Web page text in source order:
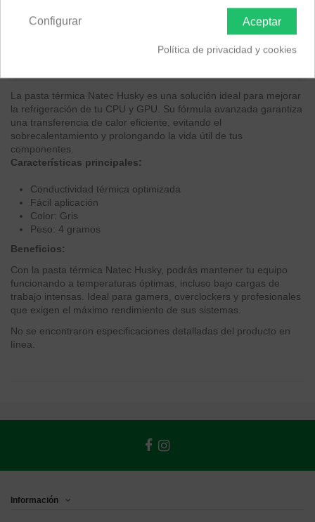
La pasta térmica Natec Husky es una solución ideal para mejorar
la refrigeración de tu CPU y GPU. Su fórmula avanzada garantiza
una transferencia de calor eficiente, evitando el
sobrecalentamiento y prolongando la vida útil de tus
componentes.
Características principales:
Conductividad térmica optimizada
Fácil aplicación
Color: Gris
Peso: 4 gramos
Beneficios:
Con la pasta térmica Natec Husky, podrás mantener tu equipo
funcionando a temperaturas óptimas, incluso bajo cargas de
trabajo intensas. Ideal para gamers, overclockers y profesionales
que exigen el máximo rendimiento de sus sistemas.
No se encontraron especificaciones detalladas del producto en
línea.
Información
Aceptar
Configurar
Política de privacidad y cookies